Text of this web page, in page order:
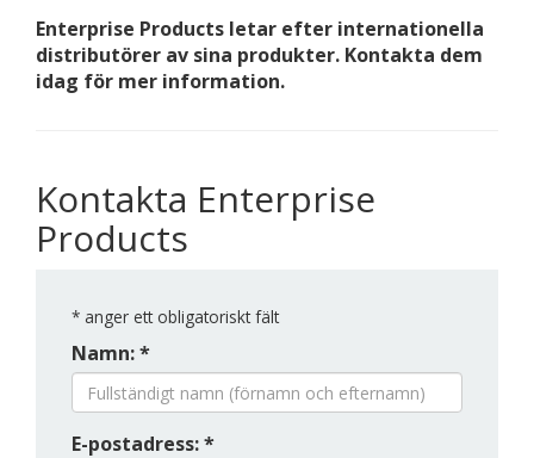
Enterprise Products letar efter internationella
distributörer av sina produkter. Kontakta dem
idag för mer information.
Kontakta Enterprise
Products
* anger ett obligatoriskt fält
Namn: *
E-postadress: *